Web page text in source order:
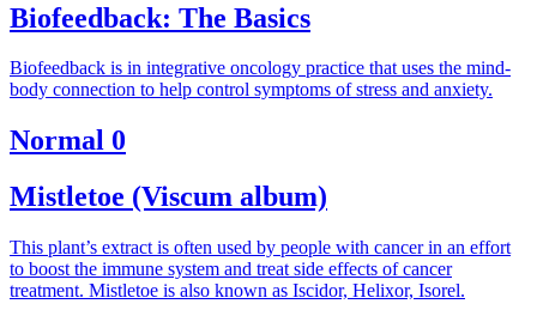
Biofeedback: The Basics
Biofeedback is in integrative oncology practice that uses the mind-
body connection to help control symptoms of stress and anxiety.
Normal 0
Mistletoe (Viscum album)
This plant’s extract is often used by people with cancer in an effort
to boost the immune system and treat side effects of cancer
treatment. Mistletoe is also known as Iscidor, Helixor, Isorel.